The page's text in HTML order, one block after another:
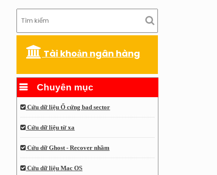
Tài khoản ngân hàng
Chuyên mục
Cứu dữ liệu Ổ cứng bad sector
Cứu dữ liệu từ xa
Cứu dữ Ghost - Recover nhầm
Cứu dữ liệu Mac OS